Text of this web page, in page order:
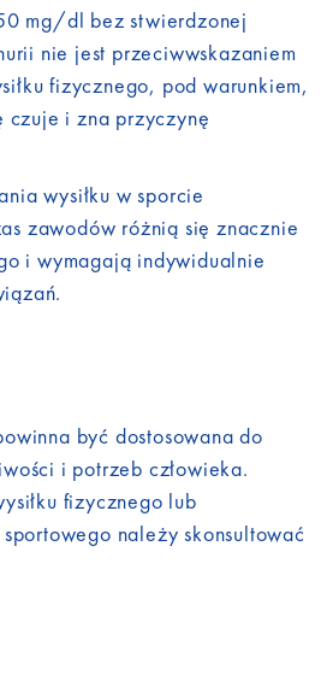
mg/dl bez stwierdzonej
nie jest przeciwwskazaniem
fizycznego, pod warunkiem,
czuje i zna przyczynę
wysiłku w sporcie
zawodów różnią się znacznie
i wymagają indywidualnie
być dostosowana do
i potrzeb człowieka.
fizycznego lub
należy skonsultować